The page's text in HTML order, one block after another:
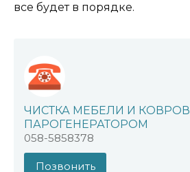
все будет в порядке.
ЧИСТКА МЕБЕЛИ И КОВРОВ
ПАРОГЕНЕРАТОРОМ
058-5858378
Позвонить